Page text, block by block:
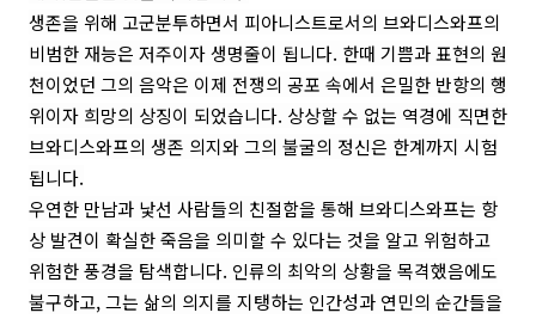
생존을 위해 고군분투하면서 피아니스트로서의 브와디스와프의
비범한 재능은 저주이자 생명줄이 됩니다. 한때 기쁨과 표현의 원
천이었던 그의 음악은 이제 전쟁의 공포 속에서 은밀한 반항의 행
위이자 희망의 상징이 되었습니다. 상상할 수 없는 역경에 직면한
브와디스와프의 생존 의지와 그의 불굴의 정신은 한계까지 시험
됩니다.
우연한 만남과 낯선 사람들의 친절함을 통해 브와디스와프는 항
상 발견이 확실한 죽음을 의미할 수 있다는 것을 알고 위험하고
위험한 풍경을 탐색합니다. 인류의 최악의 상황을 목격했음에도
불구하고, 그는 삶의 의지를 지탱하는 인간성과 연민의 순간들을